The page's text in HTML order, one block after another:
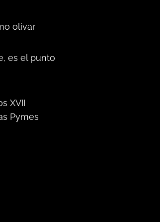
olivar
es el punto
XVII
Pymes